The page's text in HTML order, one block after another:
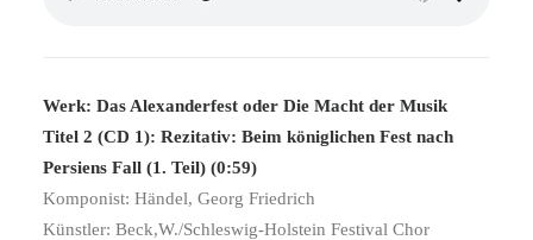
Werk: Das Alexanderfest oder Die Macht der Musik
Titel 2 (CD 1): Rezitativ: Beim königlichen Fest nach
Persiens Fall (1. Teil) (0:59)
Komponist: Händel, Georg Friedrich
Künstler: Beck,W./Schleswig-Holstein Festival Chor